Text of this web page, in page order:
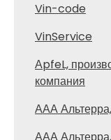
Vin-code
VinService
АpfeL,
компания
ААА